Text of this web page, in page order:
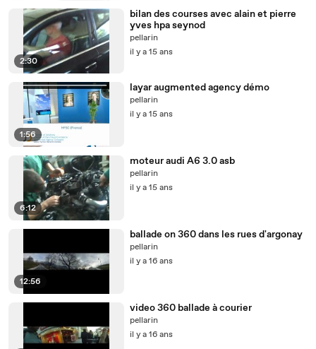
2:30
bilan des courses avec alain et pierre
yves hpa seynod
pellarin
il y a 15 ans
1:56
layar augmented agency démo
pellarin
il y a 15 ans
6:12
moteur audi A6 3.0 asb
pellarin
il y a 15 ans
12:56
ballade on 360 dans les rues d'argonay
pellarin
il y a 16 ans
video 360 ballade à courier
pellarin
il y a 16 ans